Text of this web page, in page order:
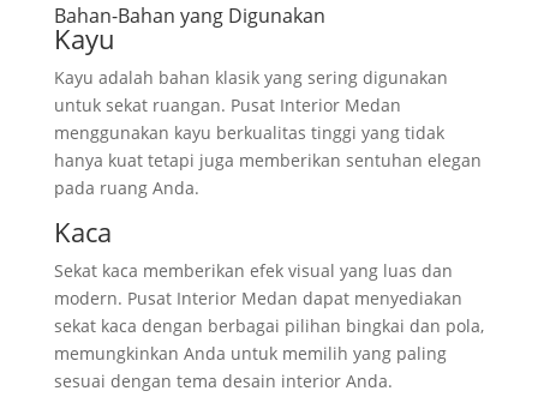
Bahan-Bahan yang Digunakan
Kayu
Kayu adalah bahan klasik yang sering digunakan
untuk sekat ruangan. Pusat Interior Medan
menggunakan kayu berkualitas tinggi yang tidak
hanya kuat tetapi juga memberikan sentuhan elegan
pada ruang Anda.
Kaca
Sekat kaca memberikan efek visual yang luas dan
modern. Pusat Interior Medan dapat menyediakan
sekat kaca dengan berbagai pilihan bingkai dan pola,
memungkinkan Anda untuk memilih yang paling
sesuai dengan tema desain interior Anda.